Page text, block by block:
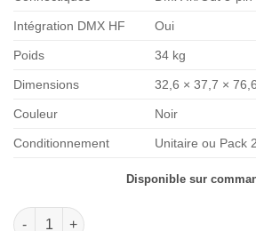
Intégration DMX HF Oui
Poids 34 kg
Dimensions 32,6 × 37,7 ×
Couleur Noir
Conditionnement Unitaire ou Pack
Disponible sur
quantité de Phocea Light - Lyre DAGE